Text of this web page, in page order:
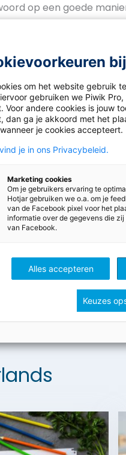
op een goede
woord vindt
(zie link hierboven)
2020/03/14/
tien woorden die
in een tekst (100-200
om het website gebruik
gebruiken we Piwik
andere cookies is jouw
dan ga je akkoord met het
je cookies accepteert.
je in ons Privacybeleid.
Marketing cookies
Om je gebruikers ervaring te
Hotjar gebruiken we o.a. om je
van de Facebook pixel voor het
informatie over de gegevens die
van Facebook.
Alles accepteren
Keuzes